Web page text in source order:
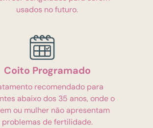
usados no futuro.
Coito Programado
recomendado para
abaixo dos 35 anos, onde o
ou mulher não apresentam
problemas de fertilidade.